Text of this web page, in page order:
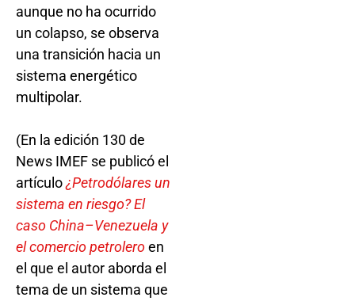
aunque no ha ocurrido
un colapso, se observa
una transición hacia un
sistema energético
multipolar.
(En la edición 130 de
News IMEF se publicó el
artículo¿Petrodólares un
sistema en riesgo? El
caso China–Venezuela y
el comercio petroleroen
el que el autor aborda el
tema de un sistema que